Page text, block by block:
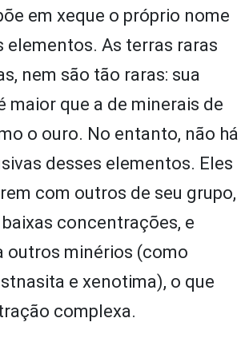
em xeque o próprio nome
elementos. As terras raras
nem são tão raras: sua
maior que a de minerais de
o ouro. No entanto, não há
desses elementos. Eles
com outros de seu grupo,
concentrações, e
outros minérios (como
e xenotima), o que
complexa.